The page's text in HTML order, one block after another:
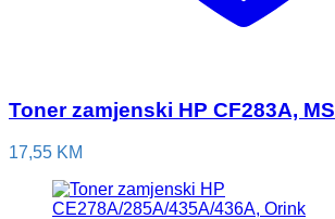
Toner zamjenski HP CF283A, MS
17,55 KM